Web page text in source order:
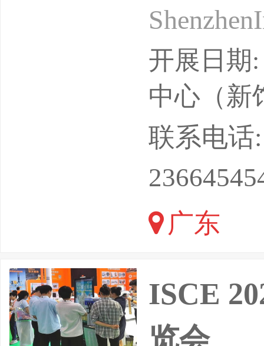
时间：
心（宝
解锁人形
局的历
开展日期
中心（新
联系电话
广东
ISCE
览会